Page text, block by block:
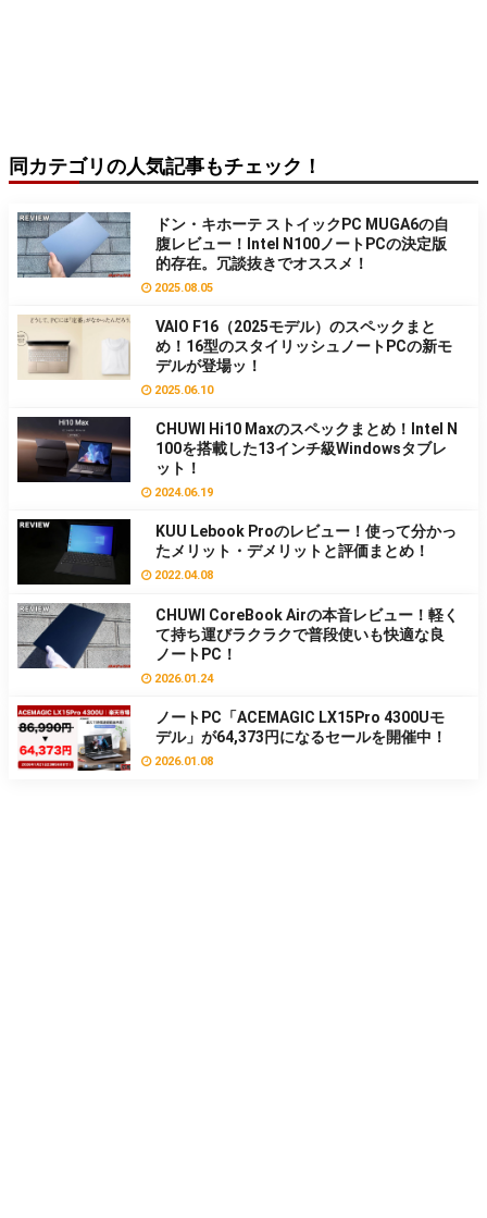
同カテゴリの人気記事もチェック！
ドン・キホーテ ストイックPC MUGA6の自
腹レビュー！Intel N100ノートPCの決定版
的存在。冗談抜きでオススメ！
2025.08.05
VAIO F16（2025モデル）のスペックまと
め！16型のスタイリッシュノートPCの新モ
デルが登場ッ！
2025.06.10
CHUWI Hi10 Maxのスペックまとめ！Intel N
100を搭載した13インチ級Windowsタブレ
ット！
2024.06.19
KUU Lebook Proのレビュー！使って分かっ
たメリット・デメリットと評価まとめ！
2022.04.08
CHUWI CoreBook Airの本音レビュー！軽く
て持ち運びラクラクで普段使いも快適な良
ノートPC！
2026.01.24
ノートPC「ACEMAGIC LX15Pro 4300Uモ
デル」が64,373円になるセールを開催中！
2026.01.08